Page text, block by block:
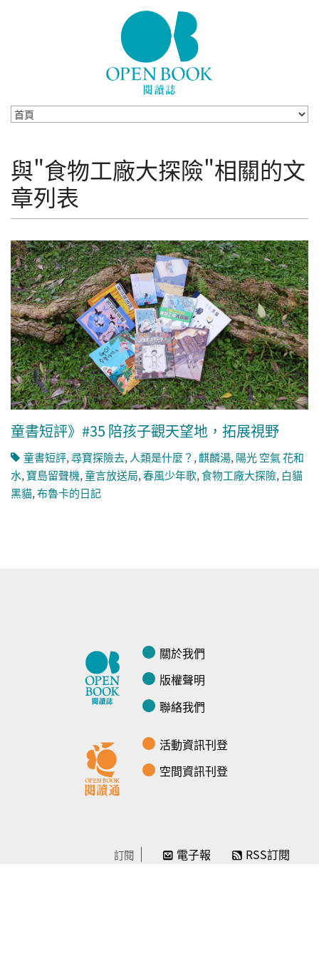
與"食物工廠大探險"相關的文
章列表
童書短評》#35 陪孩子觀天望地，拓展視野
童書短評,尋寶探險去,人類是什麼？ ,麒麟湯,陽光 空氣 花和
水,寶島留聲機,童言放送局,春風少年歌,食物工廠大探險, 白貓
黑貓,布魯卡的日記
關於我們
版權聲明
聯絡我們
活動資訊刊登
空間資訊刊登
訂閱 電子報 RSS訂閱